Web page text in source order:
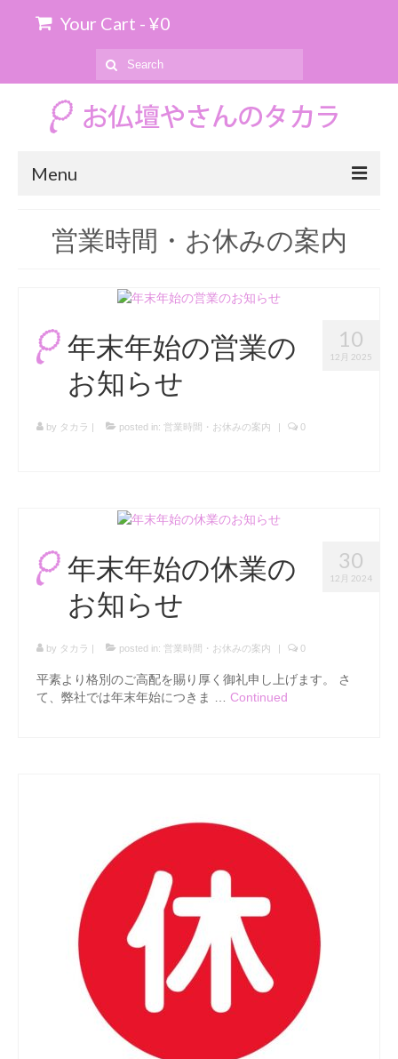
Your Cart - ¥0
Search
for:
Menu
お位牌の購入について
お仏壇のお引き取り
商品を探す
上置仏壇
女性用
手元供養
ミニ骨壷
お問合せ
営業時間・お休みの案内
商品紹介
セール案内
納品例
お洗濯・洗い
お彼岸
営業時間・お休みの案内
10
12月 2025
年末年始の営業の
お知らせ
by タカラ posted in: 営業時間・お休みの案内 0
30
12月 2024
年末年始の休業の
お知らせ
by タカラ | posted in: 営業時間・お休みの案内 | 0
平素より格別のご高配を賜り厚く御礼申し上げます。 さ
て、弊社では年末年始につきま … Continued